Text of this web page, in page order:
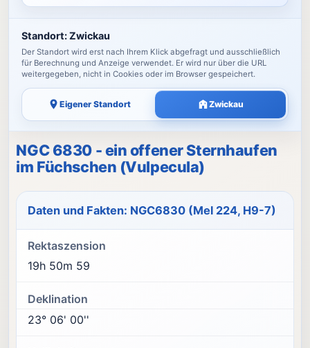
Standort:Zwickau
Der Standort wird erst nach Ihrem Klick abgefragt und ausschließlich
für Berechnung und Anzeige verwendet. Er wird nur über die URL
weitergegeben, nicht in Cookies oder im Browser gespeichert.
Eigener Standort Zwickau
NGC 6830 - ein offener Sternhaufen
im Füchschen (Vulpecula)
Daten und Fakten: NGC6830 (Mel 224, H9-7)
Rektaszension
19h 50m 59
Deklination
23° 06' 00''